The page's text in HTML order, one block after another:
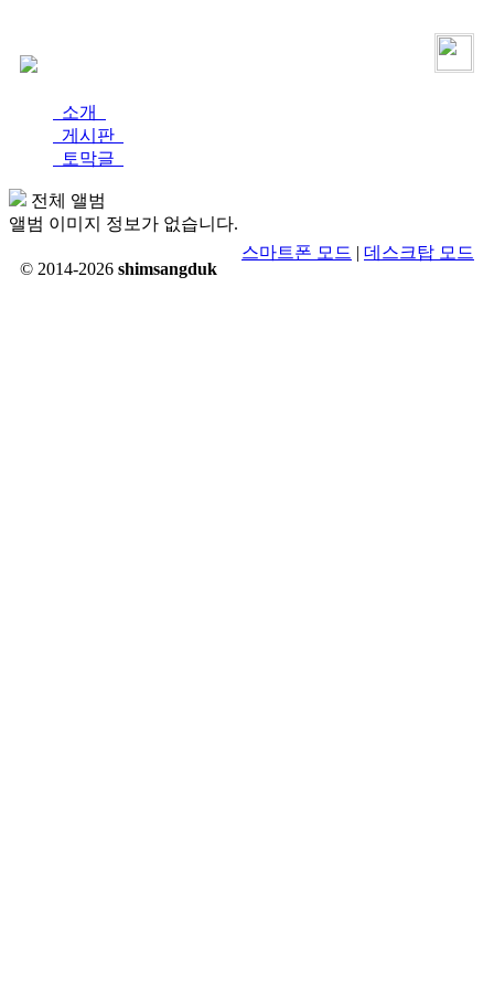
소개
게시판
토막글
전체 앨범
앨범 이미지 정보가 없습니다.
© 2014-2026 shimsangduk
스마트폰 모드 | 데스크탑 모드